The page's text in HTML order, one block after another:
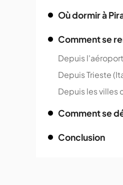
Où dormir à
Comment se
Depuis
Depuis Trieste
Depuis les villes
Comment se
Conclusion